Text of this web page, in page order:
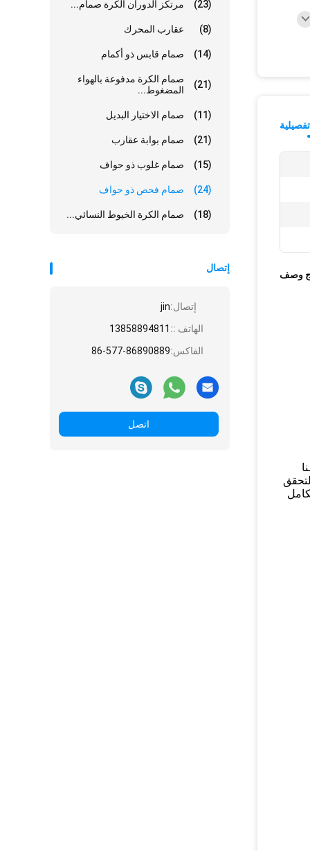
مرتكز الدوران الكرة صمام... (23)
عقارب المحرك (8)
صمام قابس ذو أكمام (14)
صمام الكرة مدفوعة بالهواء
المضغوط...
(21)
صمام الاختيار البديل (11)
صمام بوابة عقارب (21)
صمام غلوب ذو حواف (15)
صمام فحص ذو حواف (24)
صمام الكرة الخيوط النسائي... (18)
إتصال
إتصال:jin
الهاتف :: 13858894811
الفاكس:86-577-86890889
اتصل
وصف